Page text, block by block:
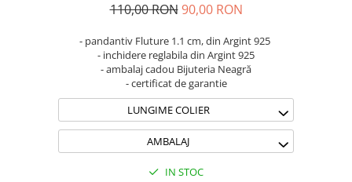
Coliere Transparente cu Molecule
Coliere Transparente Diverse
Lănțișoare cu Inimioare
Lănțișoare cu Cruce
Lănțișoare cu Stea
110,00 RON 90,00 RON
- pandantiv Fluture 1.1 cm, din Argint 925
- inchidere reglabila din Argint 925
- ambalaj cadou Bijuteria Neagră
- certificat de garantie
LUNGIME COLIER
AMBALAJ
IN STOC